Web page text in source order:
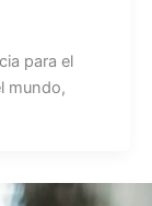
para el
mundo,